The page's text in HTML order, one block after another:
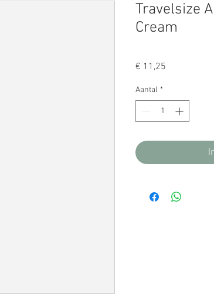
Travelsize
Cream
€ 11,25
Aantal *